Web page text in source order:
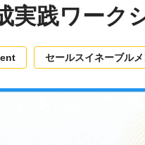
ルを再現可能な組織成果
話パターンの習得。マネー
け
で
よくあ
サービ
ます
実践ワーク
セールスイネーブルメ